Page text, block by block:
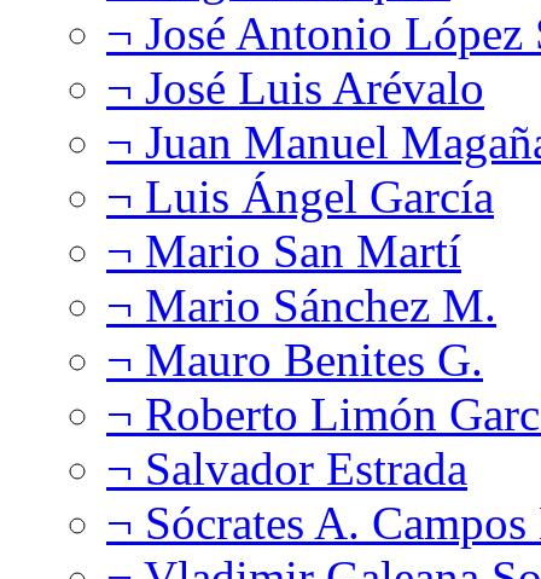
¬ José Antonio López
¬ José Luis Arévalo
¬ Juan Manuel
¬ Luis Ángel García
¬ Mario San Martí
¬ Mario Sánchez M.
¬ Mauro Benites G.
¬ Roberto Limón
¬ Salvador Estrada
¬ Sócrates A.